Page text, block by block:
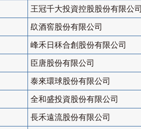
王冠千大投資控股股份有限公司
镹酒窖股份有限公司
峰禾日秝合創股份有限公司
臣唐股份有限公司
泰來環球股份有限公司
全和盛投資股份有限公司
長禾遠流股份有限公司